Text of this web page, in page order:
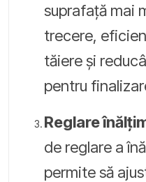
suprafață mai
trecere,
tăiere și
pentru
Reglare
de reglare a
permite să